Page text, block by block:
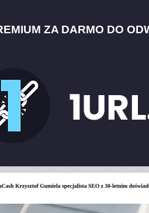
ZA DARMO DO